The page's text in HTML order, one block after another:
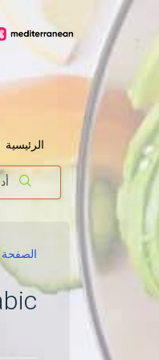
الرئيسية
الصفحة